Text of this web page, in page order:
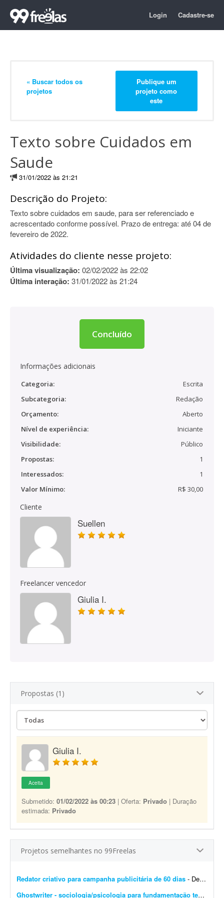
Login Cadastre-se
« Buscar todos os
projetos
Publique um
projeto como
este
Texto sobre Cuidados em
Saude
31/01/2022 às 21:21
Descrição do Projeto:
Texto sobre cuidados em saude, para ser referenciado e
acrescentado conforme possível. Prazo de entrega: até 04 de
fevereiro de 2022.
Atividades do cliente nesse projeto:
Última visualização: 02/02/2022 às 22:02
Última interação: 31/01/2022 às 21:24
Concluído
Informações adicionais
Categoria:
Escrita
Subcategoria:
Redação
Orçamento:
Aberto
Nível de experiência:
Iniciante
Visibilidade:
Público
Propostas:
1
Interessados:
1
Valor Mínimo:
R$ 30,00
Cliente
Suellen
Freelancer vencedor
Giulia I.
Propostas (1)
Giulia I.
Aceita
Submetido: 01/02/2022 às 00:23 | Oferta: Privado | Duração
estimada: Privado
Projetos semelhantes no 99Freelas
Redator criativo para campanha publicitária de 60 dias - Desenvolver supervisão editorial, definição de objetivos, escrita de títulos e blocos de texto e definição do estilo de campanha para uma campanha publicit...
Ghostwriter - sociologia/psicologia para fundamentação teórica